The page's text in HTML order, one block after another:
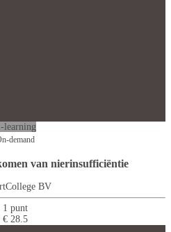
learning
demand
van nierinsufficiëntie
BV
1 punt
€ 28.5